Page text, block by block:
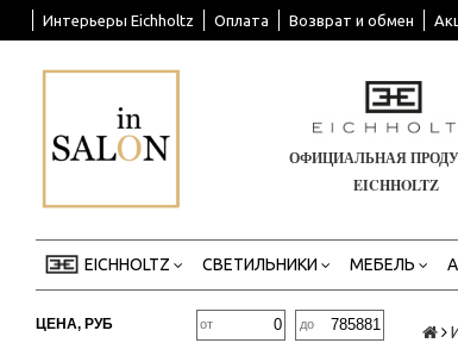
Интерьеры Eichholtz Оплата Возврат и обмен
ОФИЦИАЛЬНАЯ
EICHHOLTZ
EICHHOLTZ СВЕТИЛЬНИКИ МЕБЕЛЬ
ЦЕНА, РУБ от до